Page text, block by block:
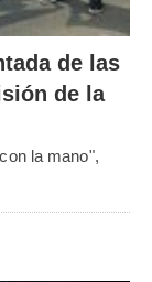
de las
de la
la mano",